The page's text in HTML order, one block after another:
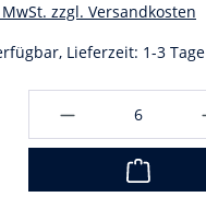
zzgl. Versandkosten
Lieferzeit: 1-3 Tage